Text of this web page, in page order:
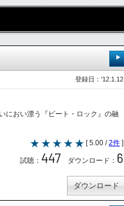
登録日：'12.1.12
におい漂う『ビート・ロック』の融
[ 5.00 /2件 ]
試聴： 447 ダウンロード： 6
ダウンロード